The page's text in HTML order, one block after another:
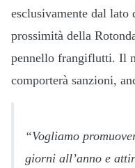
esclusivamente dal lato
prossimità della
pennello frangiflutti. Il
comporterà sanzioni,
“Vogliamo
giorni all’anno e